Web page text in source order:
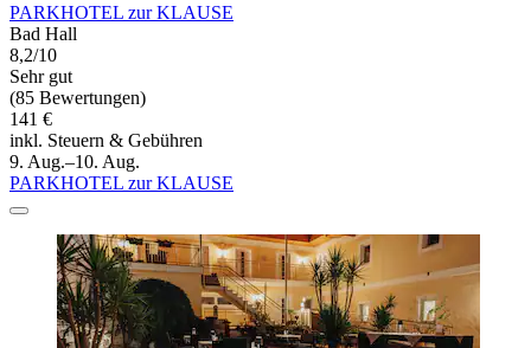
PARKHOTEL zur KLAUSE
Bad Hall
8,2/10
Sehr gut
(85 Bewertungen)
141 €
inkl. Steuern & Gebühren
9. Aug.–10. Aug.
PARKHOTEL zur KLAUSE